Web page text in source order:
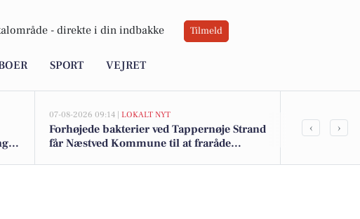
- direkte i din indbakke Tilmeld
SPORT VEJRET
07-08-2026 09:14 | LOKALT NYT
Forhøjede bakterier ved Tappernøje Strand
får Næstved Kommune til at fraråde
‹ ›